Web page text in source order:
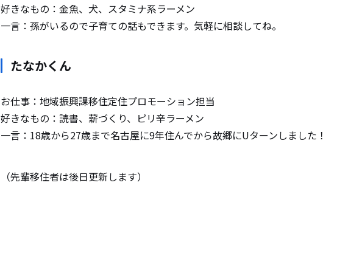
好きなもの：金魚、犬、スタミナ系ラーメン
一言：孫がいるので子育ての話もできます。気軽に相談してね。
たなかくん
お仕事：地域振興課移住定住プロモーション担当
好きなもの：読書、薪づくり、ピリ辛ラーメン
一言：18歳から27歳まで名古屋に9年住んでから故郷にUターンしました！
（先輩移住者は後日更新します）